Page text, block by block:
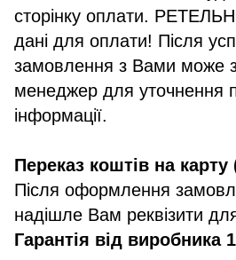
сторінку оплати.
дані для оплати! Після
замовлення з Вами може
менеджер для уточнення
інформації.
Переказ коштів на карту
Після оформлення
надішле Вам реквізити
Гарантія від виробника